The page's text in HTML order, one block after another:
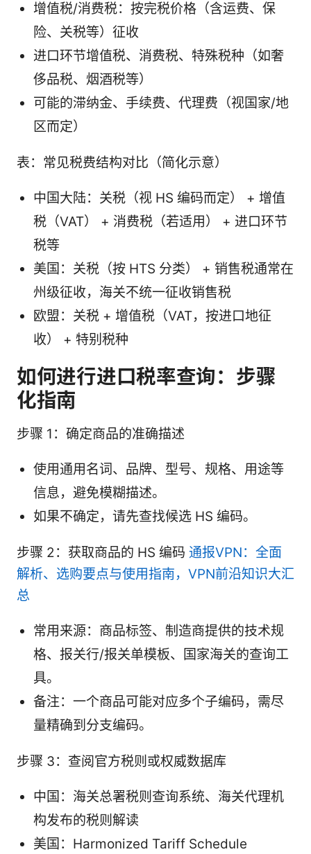
增值税/消费税：按完税价格（含运费、保
险、关税等）征收
进口环节增值税、消费税、特殊税种（如奢
侈品税、烟酒税等）
可能的滞纳金、手续费、代理费（视国家/地
区而定）
表：常见税费结构对比（简化示意）
中国大陆：关税（视 HS 编码而定） + 增值
税（VAT） + 消费税（若适用） + 进口环节
税等
美国：关税（按 HTS 分类） + 销售税通常在
州级征收，海关不统一征收销售税
欧盟：关税 + 增值税（VAT，按进口地征
收） + 特别税种
如何进行进口税率查询：步骤
化指南
步骤 1：确定商品的准确描述
使用通用名词、品牌、型号、规格、用途等
信息，避免模糊描述。
如果不确定，请先查找候选 HS 编码。
步骤 2：获取商品的 HS 编码 通报VPN：全面
解析、选购要点与使用指南，VPN前沿知识大汇
总
常用来源：商品标签、制造商提供的技术规
格、报关行/报关单模板、国家海关的查询工
具。
备注：一个商品可能对应多个子编码，需尽
量精确到分支编码。
步骤 3：查阅官方税则或权威数据库
中国：海关总署税则查询系统、海关代理机
构发布的税则解读
美国：Harmonized Tariff Schedule